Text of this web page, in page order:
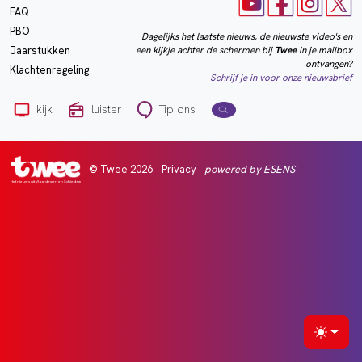
FAQ
PBO
Jaarstukken
Klachtenregeling
Dagelijks het laatste nieuws, de nieuwste video's en
een kijkje achter de schermen bij Tweein je mailbox
ontvangen?
Schrijf je in voor onze nieuwsbrief
kijk luister Tip ons
Het nieuws uit Vlaardingen en Schiedam
© Twee 2026 Privacy powered by ESENS